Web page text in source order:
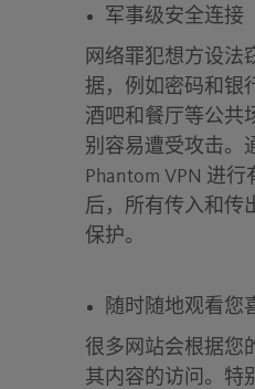
军事级安全连接
网络罪犯想方设法
据，例如密码和银
酒吧和餐厅等公共
别容易遭受攻击。
Phantom VPN 进
后，所有传入和传
保护。
随时随地观看您
很多网站会根据您
其内容的访问。特